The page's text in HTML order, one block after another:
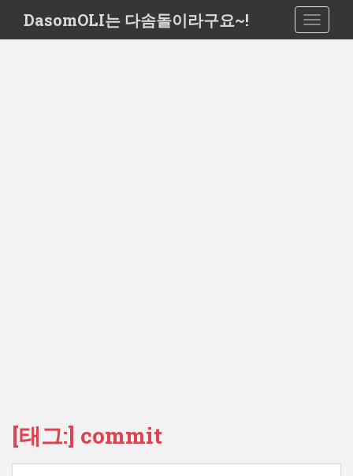
i
DasomOLI는 다솜돌이라구요~!
[태그:] commit